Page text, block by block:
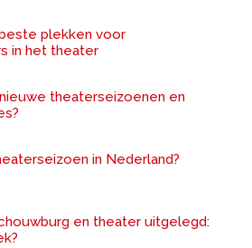
plekken voor
in het theater
theaterseizoenen en
in Nederland?
en theater uitgelegd: